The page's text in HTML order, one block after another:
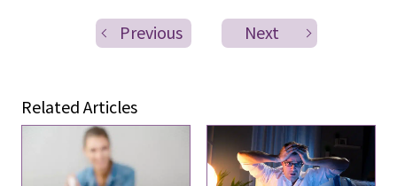
Previous Next
Related Articles